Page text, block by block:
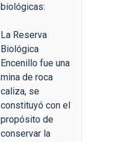
biológicas:
La Reserva
Biológica
Encenillo fue una
mina de roca
caliza, se
constituyó con el
propósito de
conservar la